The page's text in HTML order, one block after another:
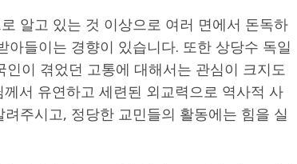
알고 있는 것 이상으로 여러 면에서 돈독하
들이는 경향이 있습니다. 또한 상당수 독일
이 겪었던 고통에 대해서는 관심이 크지도
서 유연하고 세련된 외교력으로 역사적 사
주시고, 정당한 교민들의 활동에는 힘을 실